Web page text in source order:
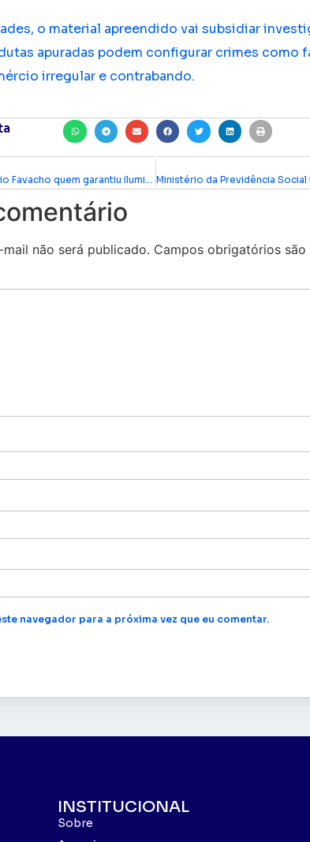
o material apreendido vai subsidiar
apuradas podem configurar crimes como
irregular e contrabando.
não será publicado. Campos obrigatórios
navegador para a próxima vez que eu comentar.
INSTITUCIONAL
Sobre